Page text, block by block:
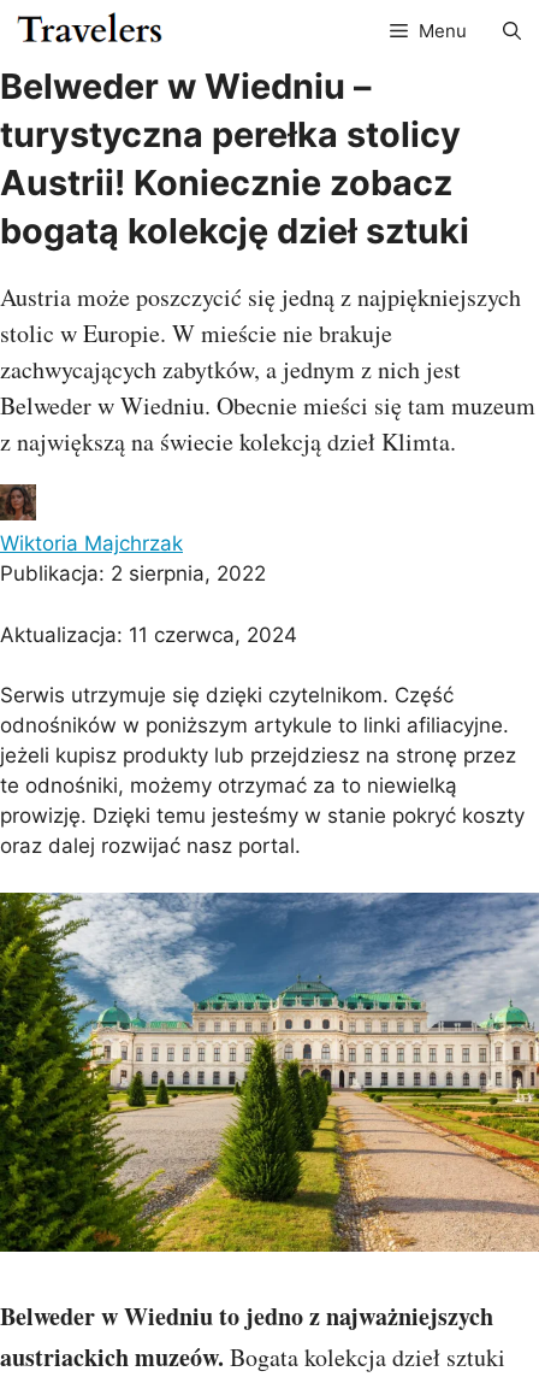
Przejdź
do
treści
Menu
Belweder w Wiedniu –
turystyczna perełka stolicy
Austrii! Koniecznie zobacz
bogatą kolekcję dzieł sztuki
Austria może poszczycić się jedną z najpiękniejszych
stolic w Europie. W mieście nie brakuje
zachwycających zabytków, a jednym z nich jest
Belweder w Wiedniu. Obecnie mieści się tam muzeum
z największą na świecie kolekcją dzieł Klimta.
Wiktoria Majchrzak
Publikacja: 2 sierpnia, 2022
Aktualizacja: 11 czerwca, 2024
Serwis utrzymuje się dzięki czytelnikom. Część
odnośników w poniższym artykule to linki afiliacyjne.
jeżeli kupisz produkty lub przejdziesz na stronę przez
te odnośniki, możemy otrzymać za to niewielką
prowizję. Dzięki temu jesteśmy w stanie pokryć koszty
oraz dalej rozwijać nasz portal.
Belweder w Wiedniu to jedno z najważniejszych
austriackich muzeów. Bogata kolekcja dzieł sztuki